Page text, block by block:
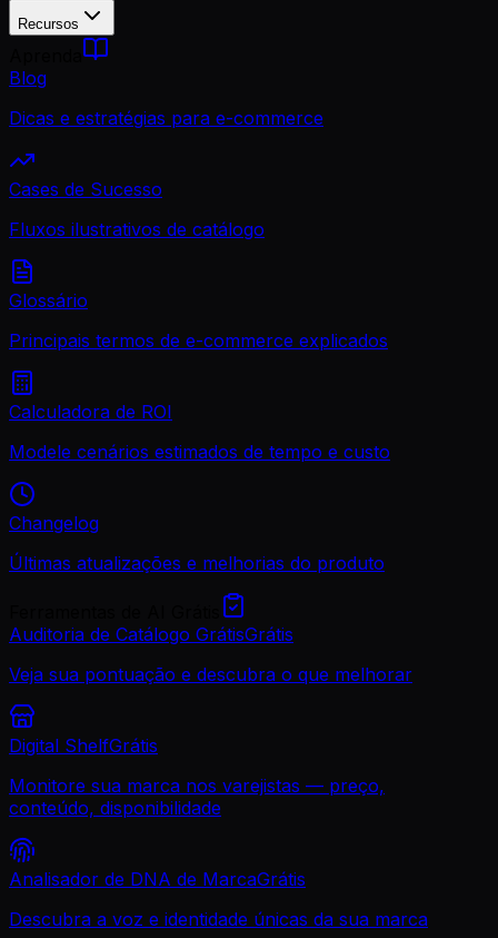
Recursos
Blog
Dicas e estratégias para e-commerce
Cases de Sucesso
Fluxos ilustrativos de catálogo
Glossário
Principais termos de e-commerce explicados
Calculadora de ROI
Modele cenários estimados de tempo e custo
Changelog
Últimas atualizações e melhorias do produto
Auditoria de Catálogo GrátisGrátis
Veja sua pontuação e descubra o que melhorar
Digital ShelfGrátis
Monitore sua marca nos varejistas — preço,
conteúdo, disponibilidade
Analisador de DNA de MarcaGrátis
Descubra a voz e identidade únicas da sua marca